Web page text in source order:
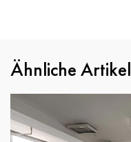
Ähnliche Artikel